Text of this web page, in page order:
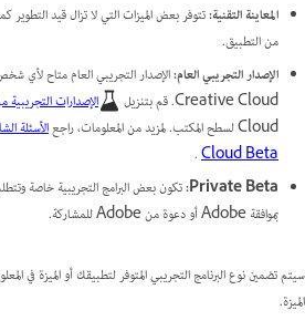
المعاينة التقنية:تتوفر بعض الميزات التي لا تزال قيد
من التطبيق.
الإصدار التجريبي العام:
Creative Cloud. قم بتنزيل
الإصدارات
Cloud لسطح المكتب. لمزيد من المعلومات، راجع
Cloud Beta
.
Private Beta: تكون بعض البرامج التجريبية خاصة
بموافقة Adobe أو دعوة من Adobe للمشاركة.
سيتم تضمين نوع البرنامج التجريبي المتوفر لتطبيقك أو الميزة في
الميزة.